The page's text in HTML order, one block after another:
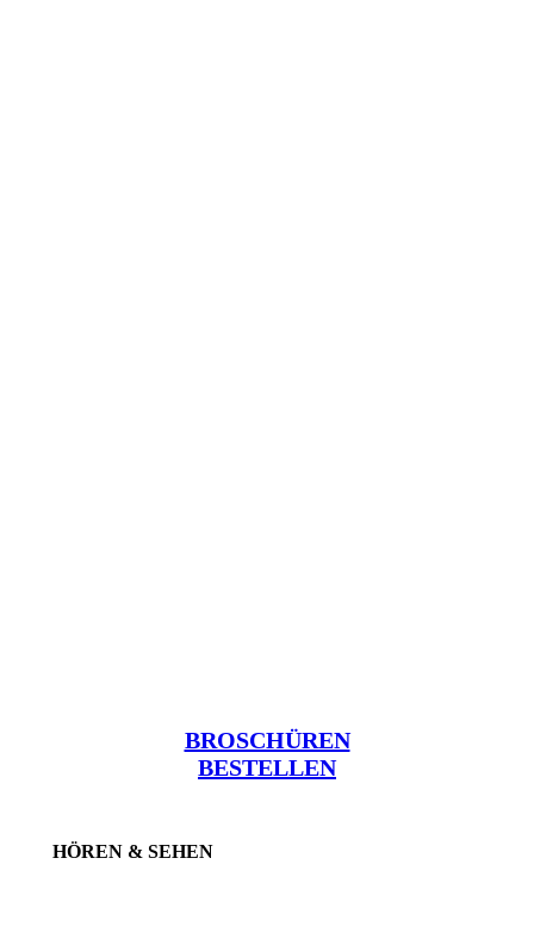
BROSCHÜREN
BESTELLEN
HÖREN & SEHEN